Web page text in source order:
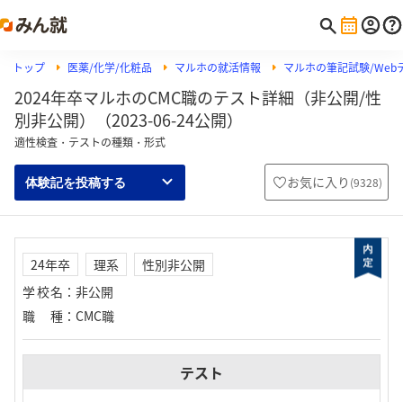
トップ 医薬/化学/化粧品 マルホの就活情報 マルホの筆記試験/Web
2024年卒マルホのCMC職のテスト詳細（非公開/性
別非公開）（2023-06-24公開）
適性検査・テストの種類・形式
体験記を投稿する お気に入り (9328)
24年卒 理系
性別非公開
学校名 ： 非公開
職種 ： CMC職
テスト